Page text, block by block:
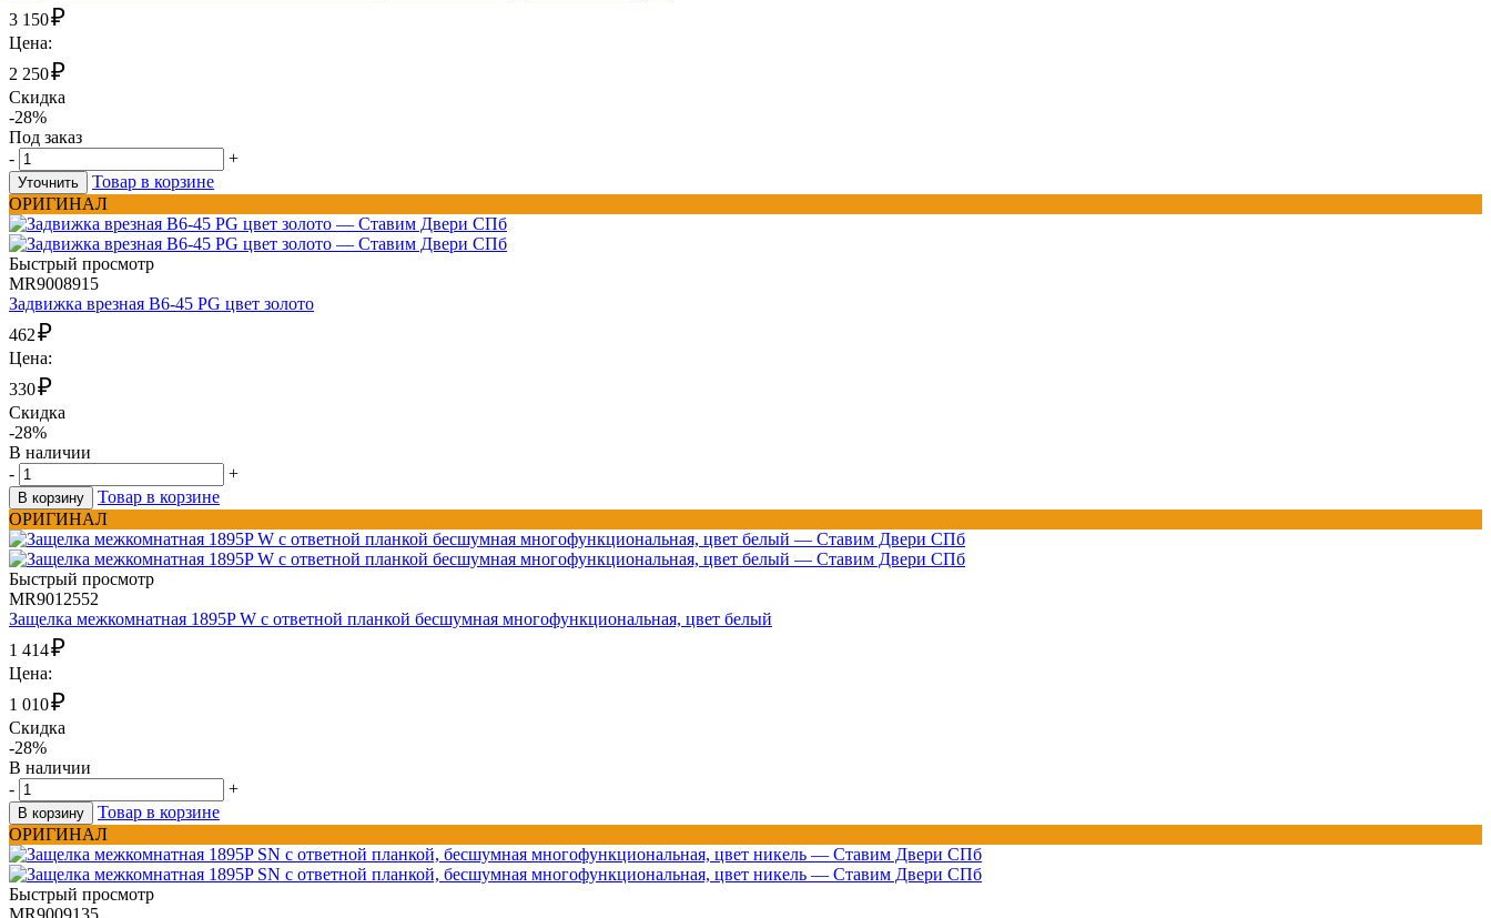
3 150₽
Цена:
2 250₽
Скидка
-28%
Под заказ
-
+
Уточнить
Товар в корзине
ОРИГИНАЛ
Быстрый просмотр
MR9008915
Задвижка врезная B6-45 PG цвет золото
462₽
Цена:
330₽
Скидка
-28%
В наличии
-
+
В корзину
Товар в корзине
ОРИГИНАЛ
Быстрый просмотр
MR9012552
Защелка межкомнатная 1895P W с ответной планкой бесшумная многофункциональная, цвет белый
1 414₽
Цена:
1 010₽
Скидка
-28%
В наличии
-
+
В корзину
Товар в корзине
ОРИГИНАЛ
Быстрый просмотр